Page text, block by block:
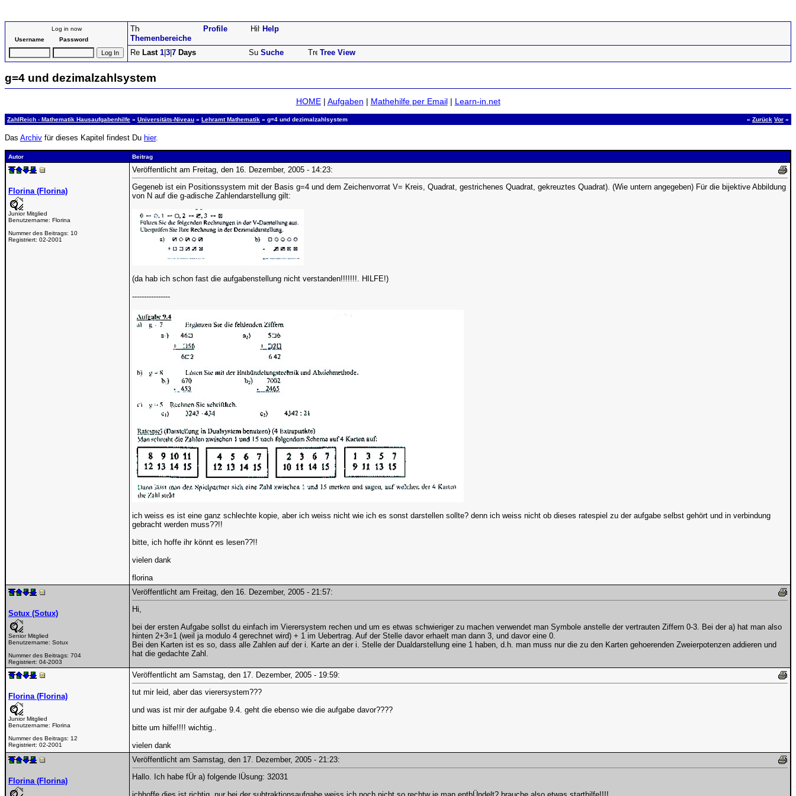
Log in now
Username
Password Themenbereiche
Profile Help
Last 1 3 7 Days Suche Tree View
g=4 und dezimalzahlsystem
HOME| Aufgaben | Mathehilfe per Email| Learn-in.net
ZahlReich - Mathematik Hausaufgabenhilfe » Universitäts-Niveau » Lehramt Mathematik » g=4 und dezimalzahlsystem « Zurück Vor »
Das Archiv für dieses Kapitel findest Du hier.
Autor Beitrag
Florina (Florina)
Junior Mitglied
Benutzername: Florina
Nummer des Beitrags: 10
Registriert: 02-2001
Veröffentlicht am Freitag, den 16. Dezember, 2005 - 14:23:
Gegeneb ist ein Positionssystem mit der Basis g=4 und dem Zeichenvorrat V= Kreis, Quadrat, gestrichenes Quadrat, gekreuztes Quadrat). (Wie untern angegeben) Für die bijektive Abbildung
von N auf die g-adische Zahlendarstellung gilt:
(da hab ich schon fast die aufgabenstellung nicht verstanden!!!!!!!. HILFE!)
----------------
ich weiss es ist eine ganz schlechte kopie, aber ich weiss nicht wie ich es sonst darstellen sollte? denn ich weiss nicht ob dieses ratespiel zu der aufgabe selbst gehört und in verbindung
gebracht werden muss??!!
bitte, ich hoffe ihr könnt es lesen??!!
vielen dank
florina
Sotux (Sotux)
Senior Mitglied
Benutzername: Sotux
Nummer des Beitrags: 704
Registriert: 04-2003
Veröffentlicht am Freitag, den 16. Dezember, 2005 - 21:57:
Hi,
bei der ersten Aufgabe sollst du einfach im Vierersystem rechen und um es etwas schwieriger zu machen verwendet man Symbole anstelle der vertrauten Ziffern 0-3. Bei der a) hat man also
hinten 2+3=1 (weil ja modulo 4 gerechnet wird) + 1 im Uebertrag. Auf der Stelle davor erhaelt man dann 3, und davor eine 0.
Bei den Karten ist es so, dass alle Zahlen auf der i. Karte an der i. Stelle der Dualdarstellung eine 1 haben, d.h. man muss nur die zu den Karten gehoerenden Zweierpotenzen addieren und
hat die gedachte Zahl.
Florina (Florina)
Junior Mitglied
Benutzername: Florina
Nummer des Beitrags: 12
Registriert: 02-2001
Veröffentlicht am Samstag, den 17. Dezember, 2005 - 19:59:
tut mir leid, aber das vierersystem???
und was ist mir der aufgabe 9.4. geht die ebenso wie die aufgabe davor????
bitte um hilfe!!!! wichtig..
vielen dank
Florina (Florina)
Veröffentlicht am Samstag, den 17. Dezember, 2005 - 21:23:
Hallo. Ich habe fÜr a) folgende lÜsung: 32031